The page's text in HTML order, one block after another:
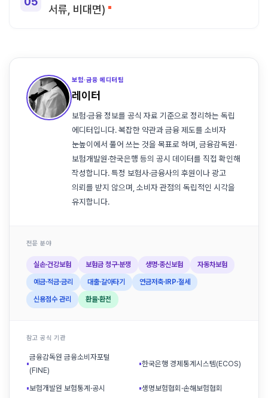
서류, 비대면)
보험·금융 에디터팀
레이터
보험·금융 정보를 공식 자료 기준으로 정리하는 독립
에디터입니다. 복잡한 약관과 금융 제도를 소비자
눈높이에서 풀어 쓰는 것을 목표로 하며, 금융감독원·
보험개발원·한국은행 등의 공시 데이터를 직접 확인해
작성합니다. 특정 보험사·금융사의 후원이나 광고
의뢰를 받지 않으며, 소비자 관점의 독립적인 시각을
유지합니다.
전문 분야
실손·건강보험 보험금 청구·분쟁 생명·종신보험 자동차보험
예금·적금·금리 대출·갈아타기 연금저축·IRP·절세
신용점수 관리 환율·환전
참고 공식 기관
▪
금융감독원 금융소비자포털
(FINE)
▪한국은행 경제통계시스템(ECOS)
▪보험개발원 보험통계·공시 ▪생명보험협회·손해보험협회